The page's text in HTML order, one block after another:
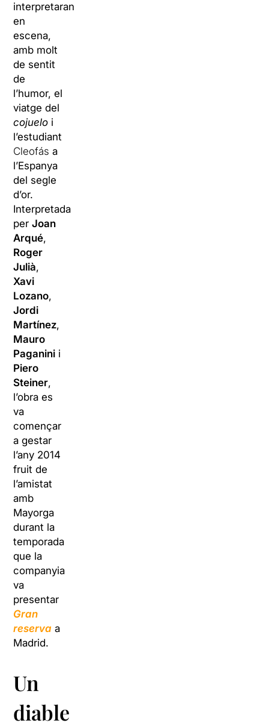
interpretaran
en
escena,
amb molt
de sentit
de
l’humor, el
viatge del
cojuelo i
l’estudiant
Cleofás a
l’Espanya
del segle
d’or.
Interpretada
perJoan
Arqué,
Roger
Julià,
Xavi
Lozano,
Jordi
Martínez,
Mauro
Paganini i
Piero
Steiner,
l’obra es
va
començar
a gestar
l’any 2014
fruit de
l’amistat
amb
Mayorga
durant la
temporada
que la
companyia
va
presentar
Gran
reserva a
Madrid.
Un
diable